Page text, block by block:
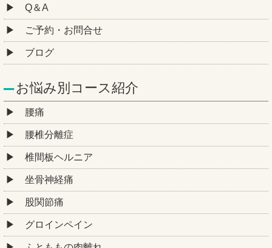
Q＆A
ご予約・お問合せ
ブログ
お悩み別コース紹介
腰痛
腰椎分離症
椎間板ヘルニア
坐骨神経痛
股関節痛
グロインペイン